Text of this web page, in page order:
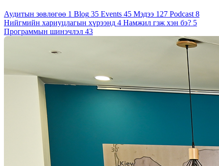
Аудитын зөвлөгөө 1 Blog 35 Events 45 Мэдээ 127 Podcast 8
Нийгмийн хариуцлагын хүрээнд 4 Намжил гэж хэн бэ? 5
Программын шинэчлэл 43